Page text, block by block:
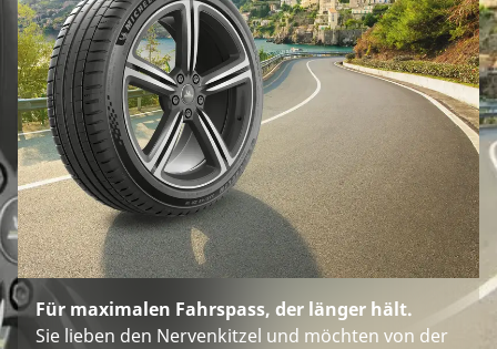
Für maximalen Fahrspass, der länger hält.
Sie lieben den Nervenkitzel und möchten von der